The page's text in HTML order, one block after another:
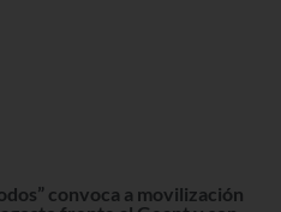
convoca a movilización